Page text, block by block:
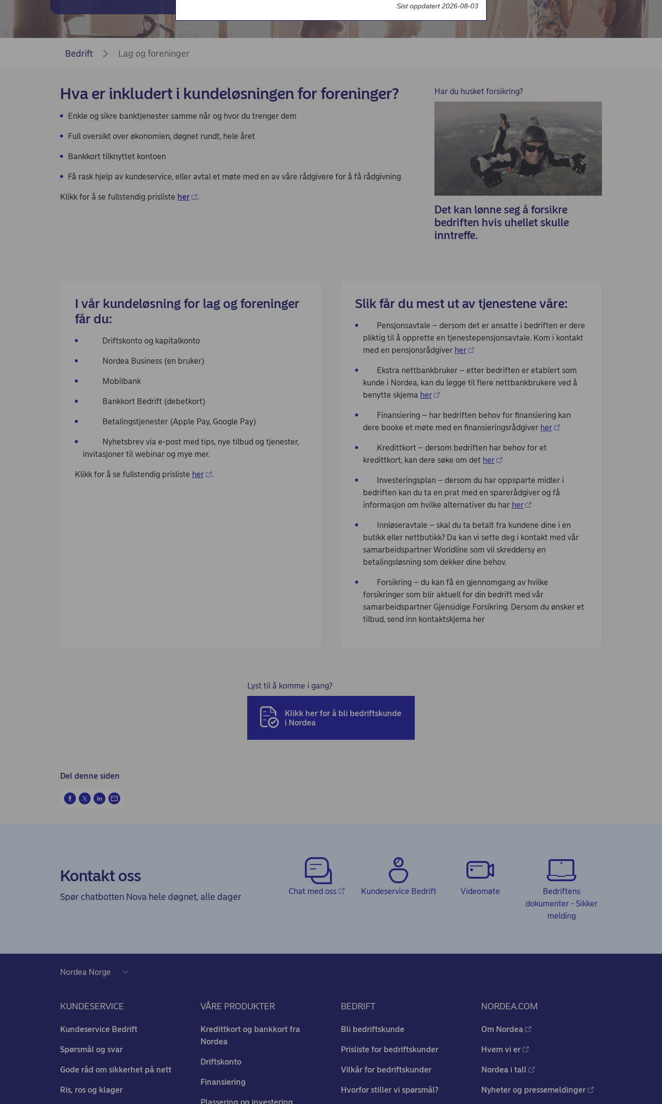
Nordea Finance
Bedrift Lag og foreninger
Hva er inkludert i kundeløsningen for foreninger?
Enkle og sikre banktjenester samme når og hvor du trenger dem
Full oversikt over økonomien, døgnet rundt, hele året
Bankkort tilknyttet kontoen
Få rask hjelp av kundeservice, eller avtal et møte med en av våre rådgivere for å få rådgivning
Klikk for å se fullstendig prisliste her .
Har du husket forsikring?
Det kan lønne seg å forsikre
bedriften hvis uhellet skulle
inntreffe.
I vår kundeløsning for lag og foreninger
får du:
Driftskonto og kapitalkonto
Nordea Business (en bruker)
Mobilbank
Bankkort Bedrift (debetkort)
Betalingstjenester (Apple Pay, Google Pay)
Nyhetsbrev via e-post med tips, nye tilbud og tjenester,
invitasjoner til webinar og mye mer.
Klikk for å se fullstendig prisliste her .
Slik får du mest ut av tjenestene våre:
Pensjonsavtale – dersom det er ansatte i bedriften er dere
pliktig til å opprette en tjenestepensjonsavtale. Kom i kontakt
med en pensjonsrådgiver her
Ekstra nettbankbruker – etter bedriften er etablert som
kunde i Nordea, kan du legge til flere nettbankbrukere ved å
benytte skjema her
Finansiering – har bedriften behov for finansiering kan
dere booke et møte med en finansieringsrådgiver her
Kredittkort – dersom bedriften har behov for et
kredittkort, kan dere søke om det her
Investeringsplan – dersom du har oppsparte midler i
bedriften kan du ta en prat med en sparerådgiver og få
informasjon om hvilke alternativer du har her
Innløseravtale – skal du ta betalt fra kundene dine i en
butikk eller nettbutikk? Da kan vi sette deg i kontakt med vår
samarbeidspartner Worldline som vil skreddersy en
betalingsløsning som dekker dine behov.
Forsikring – du kan få en gjennomgang av hvilke
forsikringer som blir aktuell for din bedrift med vår
samarbeidspartner Gjensidige Forsikring. Dersom du ønsker et
tilbud, send inn kontaktskjema her
Lyst til å komme i gang?
Klikk her for å bli bedriftskunde
i Nordea
Del denne siden
Kontakt oss
Spør chatbotten Nova hele døgnet, alle dager
Chat med oss Kundeservice Bedrift Videomøte
Bedriftens
dokumenter - Sikker
melding
KUNDESERVICE
Kundeservice Bedrift
Spørsmål og svar
Gode råd om sikkerhet på nett
Ris, ros og klager
VÅRE PRODUKTER
Kredittkort og bankkort fra
Nordea
Driftskonto
Finansiering
BEDRIFT
Bli bedriftskunde
Prisliste for bedriftskunder
Vilkår for bedriftskunder
Hvorfor stiller vi spørsmål?
NORDEA.COM
Om Nordea
Hvem vi er
Nordea i tall
Nyheter og pressemeldinger
Sist oppdatert 2026-08-03